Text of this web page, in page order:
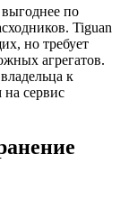
по
Tiguan
но требует
агрегатов.
к
сервис